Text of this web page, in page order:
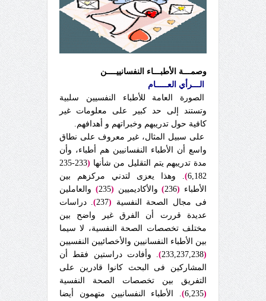
وصمـــة الأطبـــاء النفسانييــــن
الـــرأي العـــــام
الصورة العامة للأطباء النفسيين سلبية
وتستند إلى حد كبير على معلومات غير
كافية حول تدريبهم وخبراتهم و أهدافهم.
على سبيل المثال، غير معروف على نطاق
واسع أن الأطباء النفسانيين هم أطباء، وأن
مدة تدريبهم يتم التقليل من شأنها (
233-235
6,182
) . وهذا يعزى لتدني مركزهم بين
الأطباء (
236
)والأكاديميين (
235
) والعاملين
فى مجال الصحة النفسية (
237
). دراسات
عديدة قررت أن الفرق غير واضح بين
مختلف تخصصات الصحة النفسية، لا سيما
بين الأطباء النفسانيين والأخصائيين النفسيين
(
233,237,238
) . وأفادت دراستين فقط أن
المشاركين فى البحث كانوا قادرين على
التفريق بين تخصصات الصحة النفسية
(
6,235
) . الأطباء النفسانيين متهمون أيضا